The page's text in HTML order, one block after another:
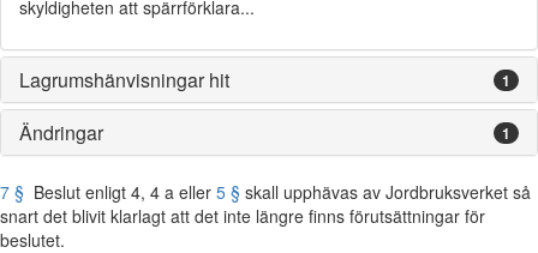
skyldigheten att spärrförklara...
Lagrumshänvisningar hit 1
Ändringar 1
7 § Beslut enligt 4, 4 a eller 5 § skall upphävas av Jordbruksverket så
snart det blivit klarlagt att det inte längre finns förutsättningar för
beslutet.